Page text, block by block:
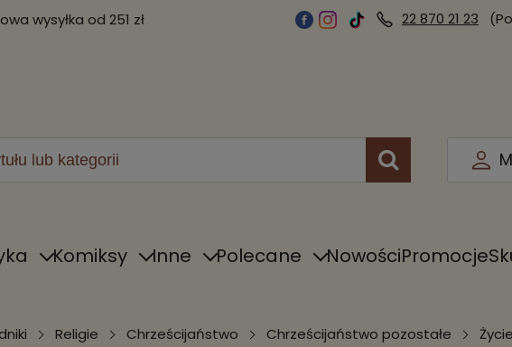
wysyłka od 251 zł 22 870 21 23
Komiksy Inne Polecane NowościPromocje
Religie Chrześcijaństwo Chrześcijaństwo pozostałe